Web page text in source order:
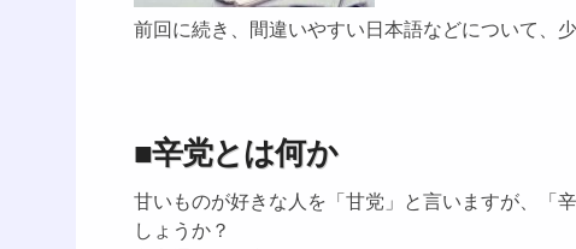
前回に続き、間違いやすい日本語などについて、
■辛党とは何か
甘いものが好きな人を「甘党」と言いますが、「
しょうか？